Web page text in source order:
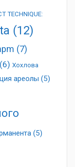
TECHNIQUE:
(12)
(7)
(6) Хохлова
ареолы (5)
(5)